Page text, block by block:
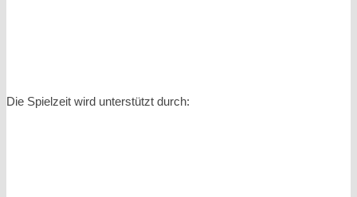
Die Spielzeit wird unterstützt durch: